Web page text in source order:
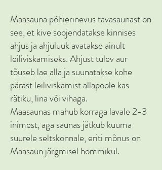
Maasauna põhierinevus tavasaunast on
see, et kive soojendatakse kinnises
ahjus ja ahjuluuk avatakse ainult
leiliviskamiseks. Ahjust tulev aur
tõuseb lae alla ja suunatakse kohe
pärast leiliviskamist allapoole kas
rätiku, lina või vihaga.
Maasaunas mahub korraga lavale 2-3
inimest, aga saunas jätkub kuuma
suurele seltskonnale, eriti mõnus on
Maasaun järgmisel hommikul.